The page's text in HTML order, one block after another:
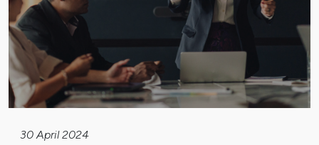
30 April 2024